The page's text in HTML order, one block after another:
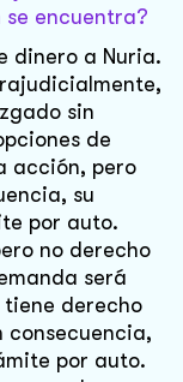
encuentra?
dinero a Nuria.
sin
de
acción, pero
su
por auto.
no derecho
será
derecho
consecuencia,
por auto.